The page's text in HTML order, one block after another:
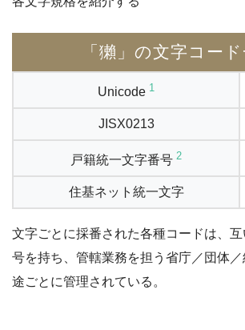
「獺」の文字コー
Unicode 1
JISX0213
戸籍統一文字番号 2
住基ネット統一文字
文字ごとに採番された各種コードは、
号を持ち、管轄業務を担う省庁／団体
途ごとに管理されている。